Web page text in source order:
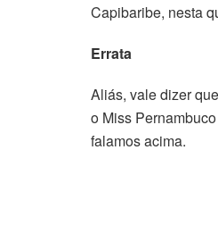
Capibaribe, nesta
Errata
Aliás, vale dizer
o Miss
falamos acima.